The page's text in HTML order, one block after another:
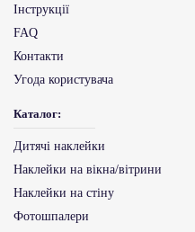
Інструкції
FAQ
Контакти
Угода користувача
Каталог:
Дитячі наклейки
Наклейки на вікна/вітрини
Наклейки на стіну
Фотошпалери